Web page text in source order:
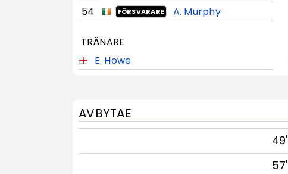
54
FÖRSVARARE A. Murphy
TRÄNARE
E. Howe
AVBYTAE
49'
57'